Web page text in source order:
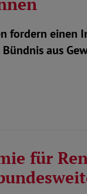
fordern einen
aus
für